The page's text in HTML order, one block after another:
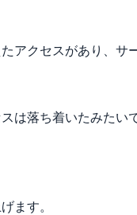
アクセスがあり、
は落ち着いたみたいで
ます。